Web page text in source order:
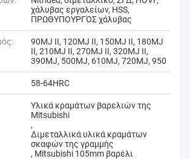
χάλυβας εργαλείων, HSS,
ΠΡΩΘΥΠΟΥΡΓΌΣ χάλυβας
90MJ ΙΙ, 120MJ ΙΙ, 150MJ ΙΙ, 180MJ
ΙΙ, 210MJ ΙΙ, 270MJ ΙΙ, 320MJ ΙΙ,
390MJ, 500MJ, 610MJ, 720MJ, 950
58-64HRC
Υλικά κραμάτων βαρελιών της
Mitsubishi
,
Διμεταλλικά υλικά κραμάτων
σκαφών της γραμμής
, Mitsubishi 105mm βαρέλι